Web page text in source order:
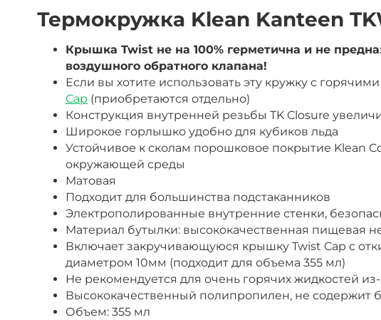
Термокружка Klean Kanteen
Крышка Twist не на 100% герметична и не
воздушного обратного клапана!
Если вы хотите использовать эту кружку с
Cap (приобретаются отдельно)
Конструкция внутренней резьбы TK Closure
Широкое горлышко удобно для кубиков льда
Устойчивое к сколам порошковое покрытие Klean
окружающей среды
Матовая
Подходит для большинства подстаканников
Электрополированные внутренние стенки,
Материал бутылки: высококачественная пищевая
Включает закручивающуюся крышку Twist Cap с
диаметром 10мм (подходит для объема 355 мл)
Не рекомендуется для очень горячих жидкостей
Высококачественный полипропилен, не содержит
Объем: 355 мл